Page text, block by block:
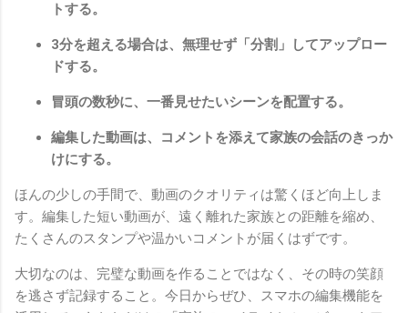
トする。
3分を超える場合は、無理せず「分割」してアップロー
ドする。
冒頭の数秒に、一番見せたいシーンを配置する。
編集した動画は、コメントを添えて家族の会話のきっか
けにする。
ほんの少しの手間で、動画のクオリティは驚くほど向上しま
す。編集した短い動画が、遠く離れた家族との距離を縮め、
たくさんのスタンプや温かいコメントが届くはずです。
大切なのは、完璧な動画を作ることではなく、その時の笑顔
を逃さず記録すること。今日からぜひ、スマホの編集機能を